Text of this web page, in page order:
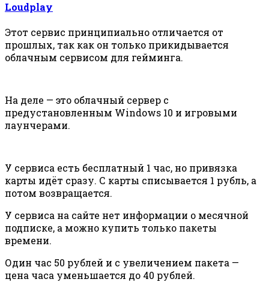
Loudplay
Этот сервис принципиально отличается от
прошлых, так как он только прикидывается
облачным сервисом для гейминга.
На деле — это облачный сервер с
предустановленным Windows 10 и игровыми
лаунчерами.
У сервиса есть бесплатный 1 час, но привязка
карты идёт сразу. С карты списывается 1 рубль, а
потом возвращается.
У сервиса на сайте нет информации о месячной
подписке, а можно купить только пакеты
времени.
Один час 50 рублей и с увеличением пакета —
цена часа уменьшается до 40 рублей.